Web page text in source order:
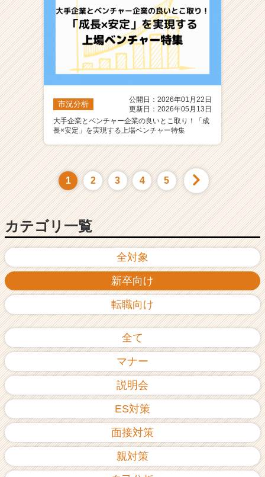
全対象
新卒向け
転職向け
全て
マナー
説明会
ES対策
面接対策
親対策
市況分析
公開日：2026年01月22日
更新日：2026年05月13日
大手企業とベンチャー企業の良いとこ取り！「成
長×安定」を実現する上場ベンチャー特集
1 2 3 4 5
カテゴリ一覧